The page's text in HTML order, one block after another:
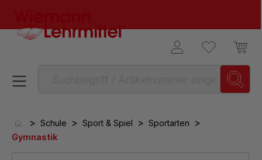
> Schule > Sport & Spiel > Sportarten >
Gymnastik